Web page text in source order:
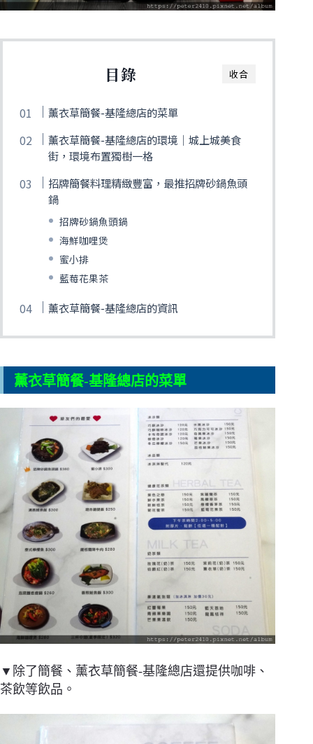
收合
目錄
薰衣草簡餐-基隆總店的菜單
薰衣草簡餐-基隆總店的環境｜城上城美食
街，環境布置獨樹一格
招牌簡餐料理精緻豐富，最推招牌砂鍋魚頭
鍋
招牌砂鍋魚頭鍋
海鮮咖哩煲
蜜小排
藍莓花果茶
薰衣草簡餐-基隆總店的資訊
薰衣草簡餐-基隆總店的菜單
▼除了簡餐、薰衣草簡餐-基隆總店還提供咖啡、
茶飲等飲品。